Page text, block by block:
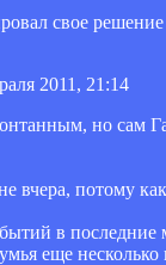
свое решение
2011, 21:14
но сам
вчера, потому
в
еще